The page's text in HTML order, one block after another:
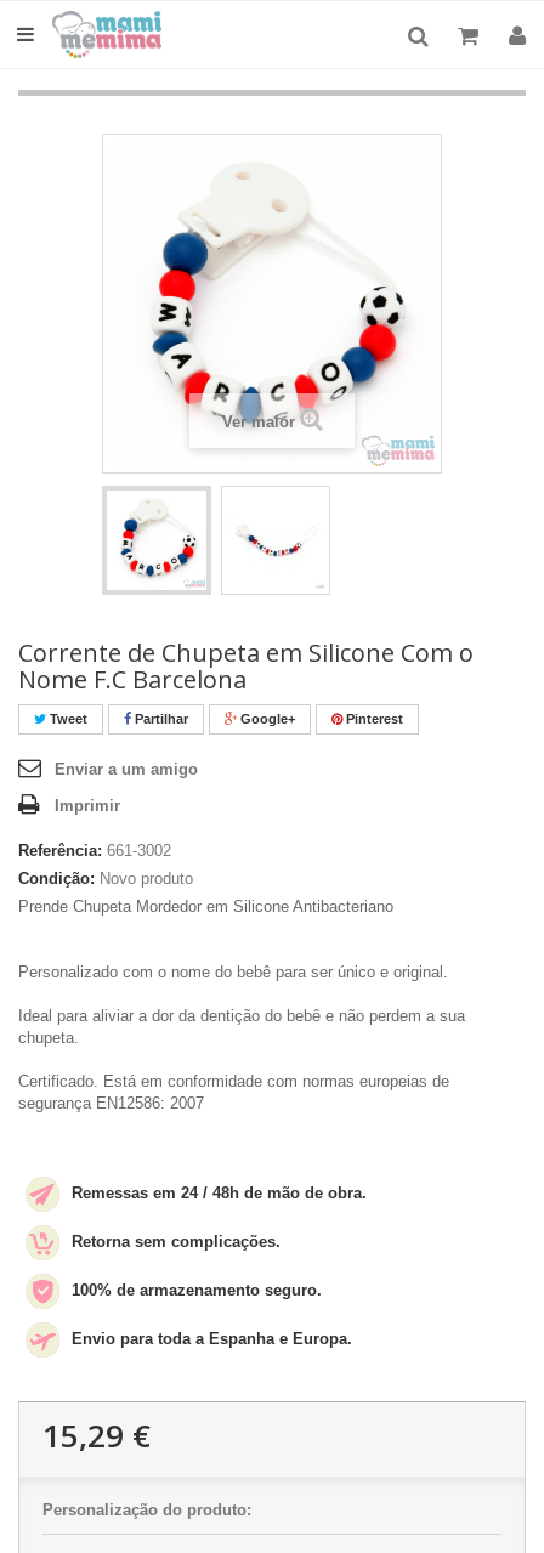
Ver maior
Corrente de Chupeta em Silicone Com o
Nome F.C Barcelona
Tweet Partilhar Google+ Pinterest
Enviar a um amigo
Imprimir
Referência: 661-3002
Condição: Novo produto
Prende Chupeta Mordedor em Silicone Antibacteriano
Personalizado com o nome do bebê para ser único e original.
Ideal para aliviar a dor da dentição do bebê e não perdem a sua
chupeta.
Certificado. Está em conformidade com normas europeias de
segurança EN12586: 2007
Remessas em 24 / 48h de mão de obra.
Retorna sem complicações.
100% de armazenamento seguro.
Envio para toda a Espanha e Europa.
15,29 €
Personalização do produto: